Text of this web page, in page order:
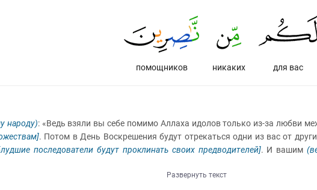
для вас
никаких
помощников
народу): «Ведь взяли вы себе помимо Аллаха идолов только из-за любви
. Потом в День Воскрешения будут отрекаться одни из вас от
последователи будут проклинать своих предводителей]. И вашим
Развернуть текст